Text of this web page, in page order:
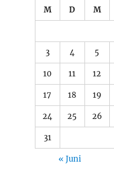
M D M
3 4 5
10 11 12
17 18 19
24 25 26
31
« Juni